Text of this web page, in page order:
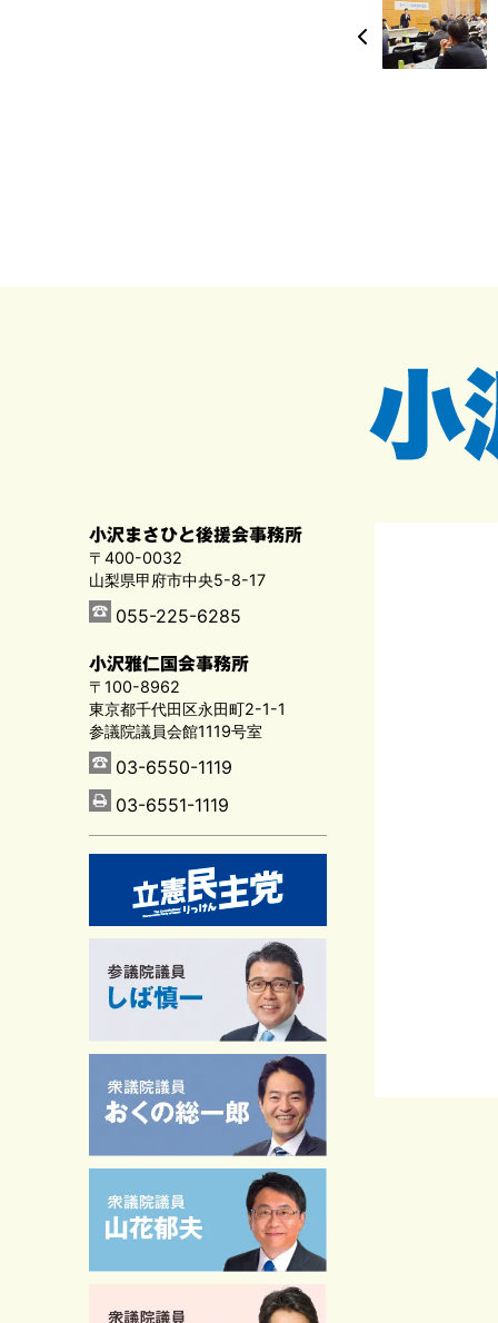
小沢まさひと後援会事務所
〒400-0032
山梨県甲府市中央5-8-17
055-225-6285
小沢雅仁国会事務所
〒100-8962
東京都千代田区永田町2-1-1
参議院議員会館1119号室
03-6550-1119
03-6551-1119